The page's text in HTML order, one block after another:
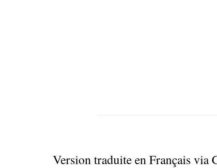
Version traduite en Français via